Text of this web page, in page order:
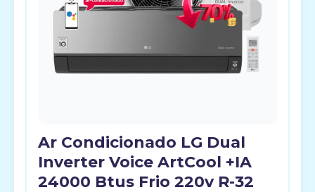
Ar Condicionado LG Dual
Inverter Voice ArtCool +IA
24000 Btus Frio 220v R-32